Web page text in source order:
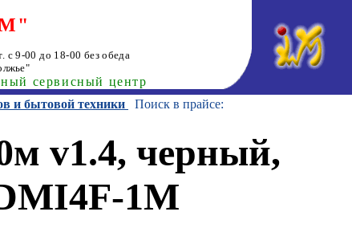
с 9-00 до 18-00 без обеда
сервисный центр
и бытовой техники Поиск в прайсе:
v1.4, черный,
1M